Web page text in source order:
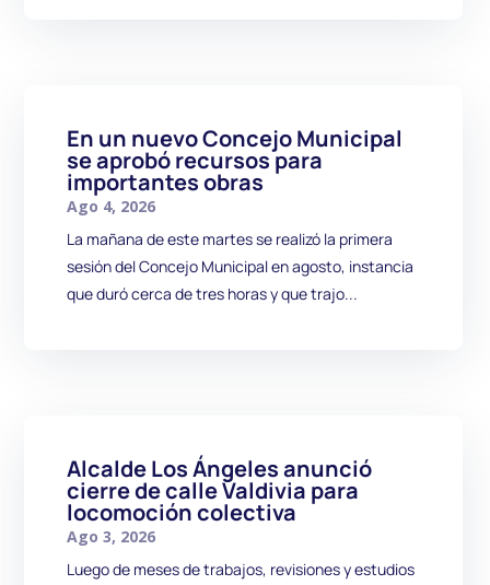
En un nuevo Concejo Municipal
se aprobó recursos para
importantes obras
Ago 4, 2026
La mañana de este martes se realizó la primera
sesión del Concejo Municipal en agosto, instancia
que duró cerca de tres horas y que trajo...
Alcalde Los Ángeles anunció
cierre de calle Valdivia para
locomoción colectiva
Ago 3, 2026
Luego de meses de trabajos, revisiones y estudios